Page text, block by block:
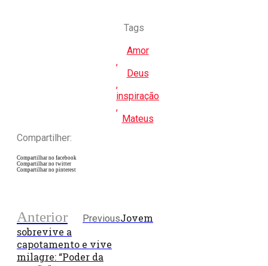
Tags
Amor
,
Deus
,
inspiração
,
Mateus
Compartilher:
Compartilhar no facebook
Compartilhar no twitter
Compartilhar no pinterest
Anterior PreviousJovem
sobrevive a
capotamento e vive
milagre: “Poder da